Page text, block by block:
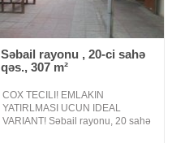
Səbail rayonu , 20-ci sahə
qəs., 307 m²
COX TECILI! EMLAKIN
YATIRLMASI UCUN IDEAL
VARIANT! Səbail rayonu, 20 sahə